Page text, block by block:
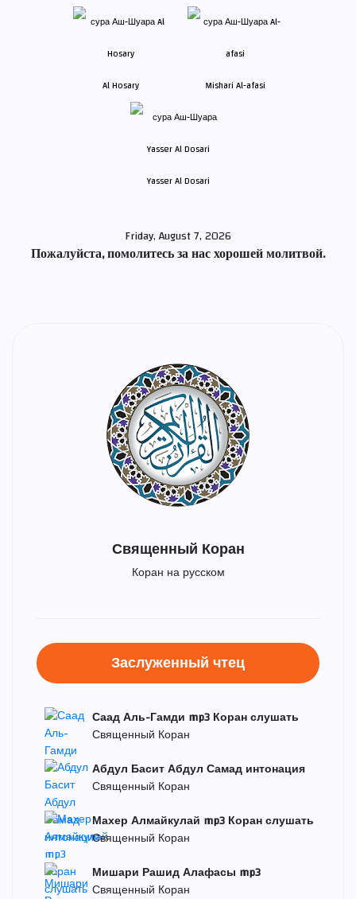
Al Hosary Mishari Al-afasi
Yasser Al Dosari
Friday, August 7, 2026
Пожалуйста, помолитесь за нас хорошей молитвой.
Священный Коран
Коран на русском
Заслуженный чтец
Саад Аль-Гамди mp3 Коран слушать
Священный Коран
Абдул Басит Абдул Самад интонация
Священный Коран
Махер Алмайкулай mp3 Коран слушать
Священный Коран
Мишари Рашид Алафасы mp3
Священный Коран